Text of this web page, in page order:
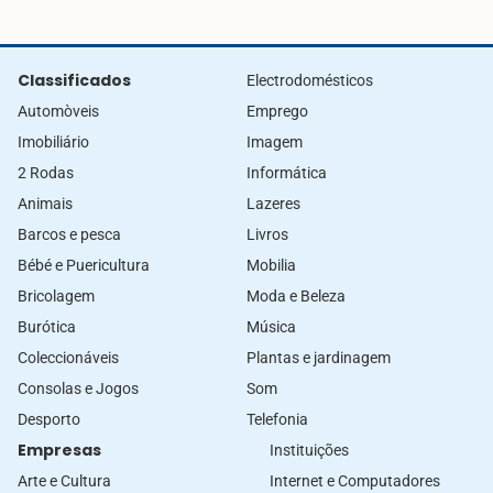
Classificados
Automòveis
Imobiliário
2 Rodas
Animais
Barcos e pesca
Bébé e Puericultura
Bricolagem
Burótica
Coleccionáveis
Consolas e Jogos
Desporto
Electrodomésticos
Emprego
Imagem
Informática
Lazeres
Livros
Mobilia
Moda e Beleza
Música
Plantas e jardinagem
Som
Telefonia
Empresas
Arte e Cultura
Instituições
Internet e Computadores